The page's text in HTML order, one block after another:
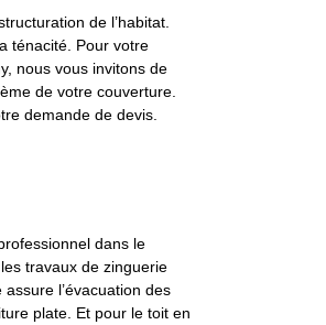
de l’habitat.
ténacité. Pour votre
nous vous invitons de
de votre couverture.
demande de devis.
dans le
travaux de zinguerie
l’évacuation des
plate. Et pour le toit en